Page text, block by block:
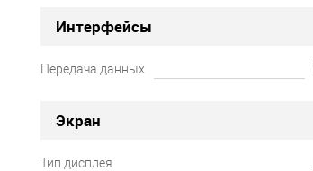
Интерфейсы
Передача данных
Экран
Тип дисплея